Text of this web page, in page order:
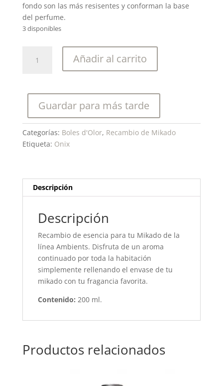
fondo son las más resisentes y conforman la base
del perfume.
3 disponibles
D'olor
Onix
Ml.
cantidad
Añadir al carrito
Guardar para más tarde
Categorías: Boles d'Olor, Recambio de Mikado
Etiqueta: Onix
Descripción
Descripción
Recambio de esencia para tu Mikado de la
línea Ambients. Disfruta de un aroma
continuado por toda la habitación
simplemente rellenando el envase de tu
mikado con tu fragancia favorita.
Contenido: 200 ml.
Productos relacionados